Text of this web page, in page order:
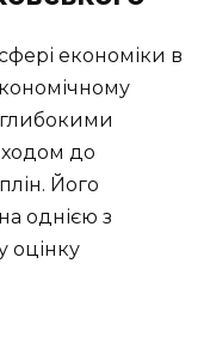
економіки в
глибокими
до
Його
однією з
оцінку